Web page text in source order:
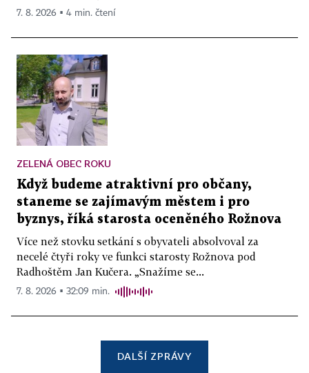
7. 8. 2026 ▪ 4 min. čtení
ZELENÁ OBEC ROKU
Když budeme atraktivní pro občany,
staneme se zajímavým městem i pro
byznys, říká starosta oceněného Rožnova
Více než stovku setkání s obyvateli absolvoval za
necelé čtyři roky ve funkci starosty Rožnova pod
Radhoštěm Jan Kučera. „Snažíme se...
7. 8. 2026 ▪ 32:09 min.
DALŠÍ ZPRÁVY